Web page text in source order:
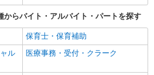
からバイト・アルバイト・パートを探す
保育士・保育補助
ル
医療事務・受付・クラーク